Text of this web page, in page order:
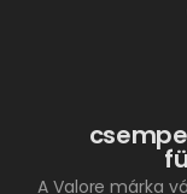
A Valore márka